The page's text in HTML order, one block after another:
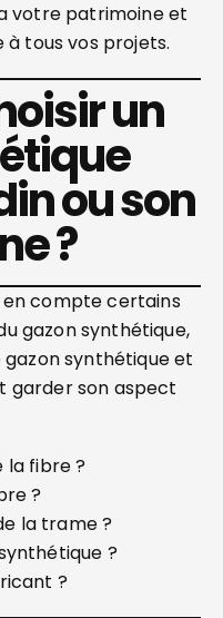
votre patrimoine et
tous vos projets.
un
ou son
?
en compte certains
gazon synthétique,
synthétique et
garder son aspect
la fibre ?
?
la trame ?
?
?